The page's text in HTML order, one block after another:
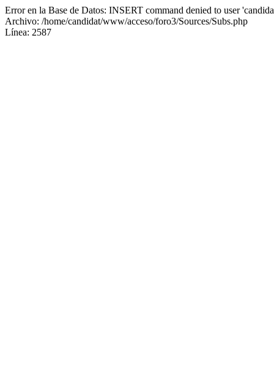
Error en la Base de Datos: INSERT command denied to user
Archivo: /home/candidat/www/acceso/foro3/Sources/Subs.php
Línea: 2587